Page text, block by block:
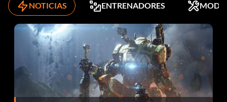
NOTICIAS ENTRENADORES MODS